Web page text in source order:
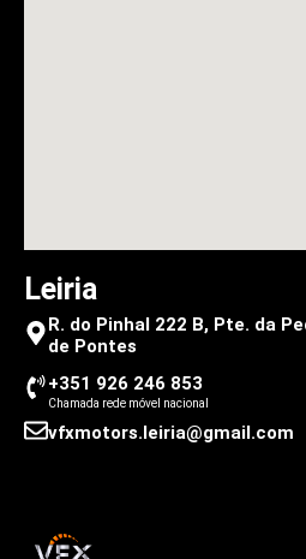
Leiria
R. do Pinhal 222 B, Pte. da
de Pontes
+351 926 246 853
Chamada rede móvel nacional
vfxmotors.leiria@gmail.com